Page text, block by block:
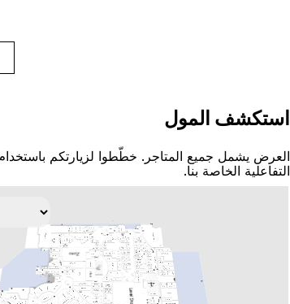
اﺳﺘﻜﺸﻒ اﻟﻤﻮﻝ
اﻟﻌﺮﺽ ﻳﺸﻤﻞ ﺟﻤﻴﻊ اﻟﻤﺘﺎﺟﺮ. ﺧﻄّﻄﻮا ﻟﺰﻳﺎﺭﺗﻜﻢ
اﻟﺘﻔﺎﻋﻠﻴﺔ اﻟﺨﺎﺻﺔ ﺑﻨﺎ.